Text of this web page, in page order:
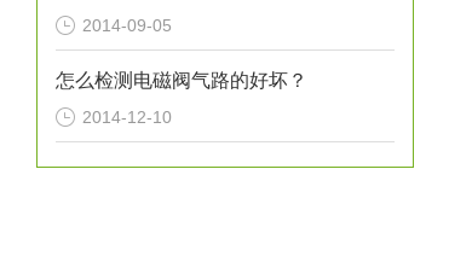
2014-09-05
怎么检测电磁阀气路的好坏？
2014-12-10